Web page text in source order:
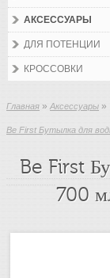
АКСЕССУАРЫ
ДЛЯ ПОТЕНЦИИ
КРОССОВКИ
Главная » Аксессуары »
Be First Бутылка для
Be First
700